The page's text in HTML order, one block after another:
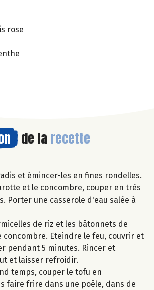
rose
de la recette
et émincer-les en fines rondelles.
et le concombre, couper en très
Porter une casserole d'eau salée à
de riz et les bâtonnets de
concombre. Eteindre le feu, couvrir et
pendant 5 minutes. Rincer et
et laisser refroidir.
temps, couper le tofu en
faire frire dans une poêle​, dans​ de